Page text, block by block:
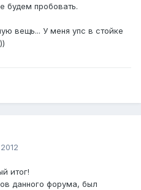
будем пробовать.
вещь... У меня упс в стойке
итог!
данного форума, был